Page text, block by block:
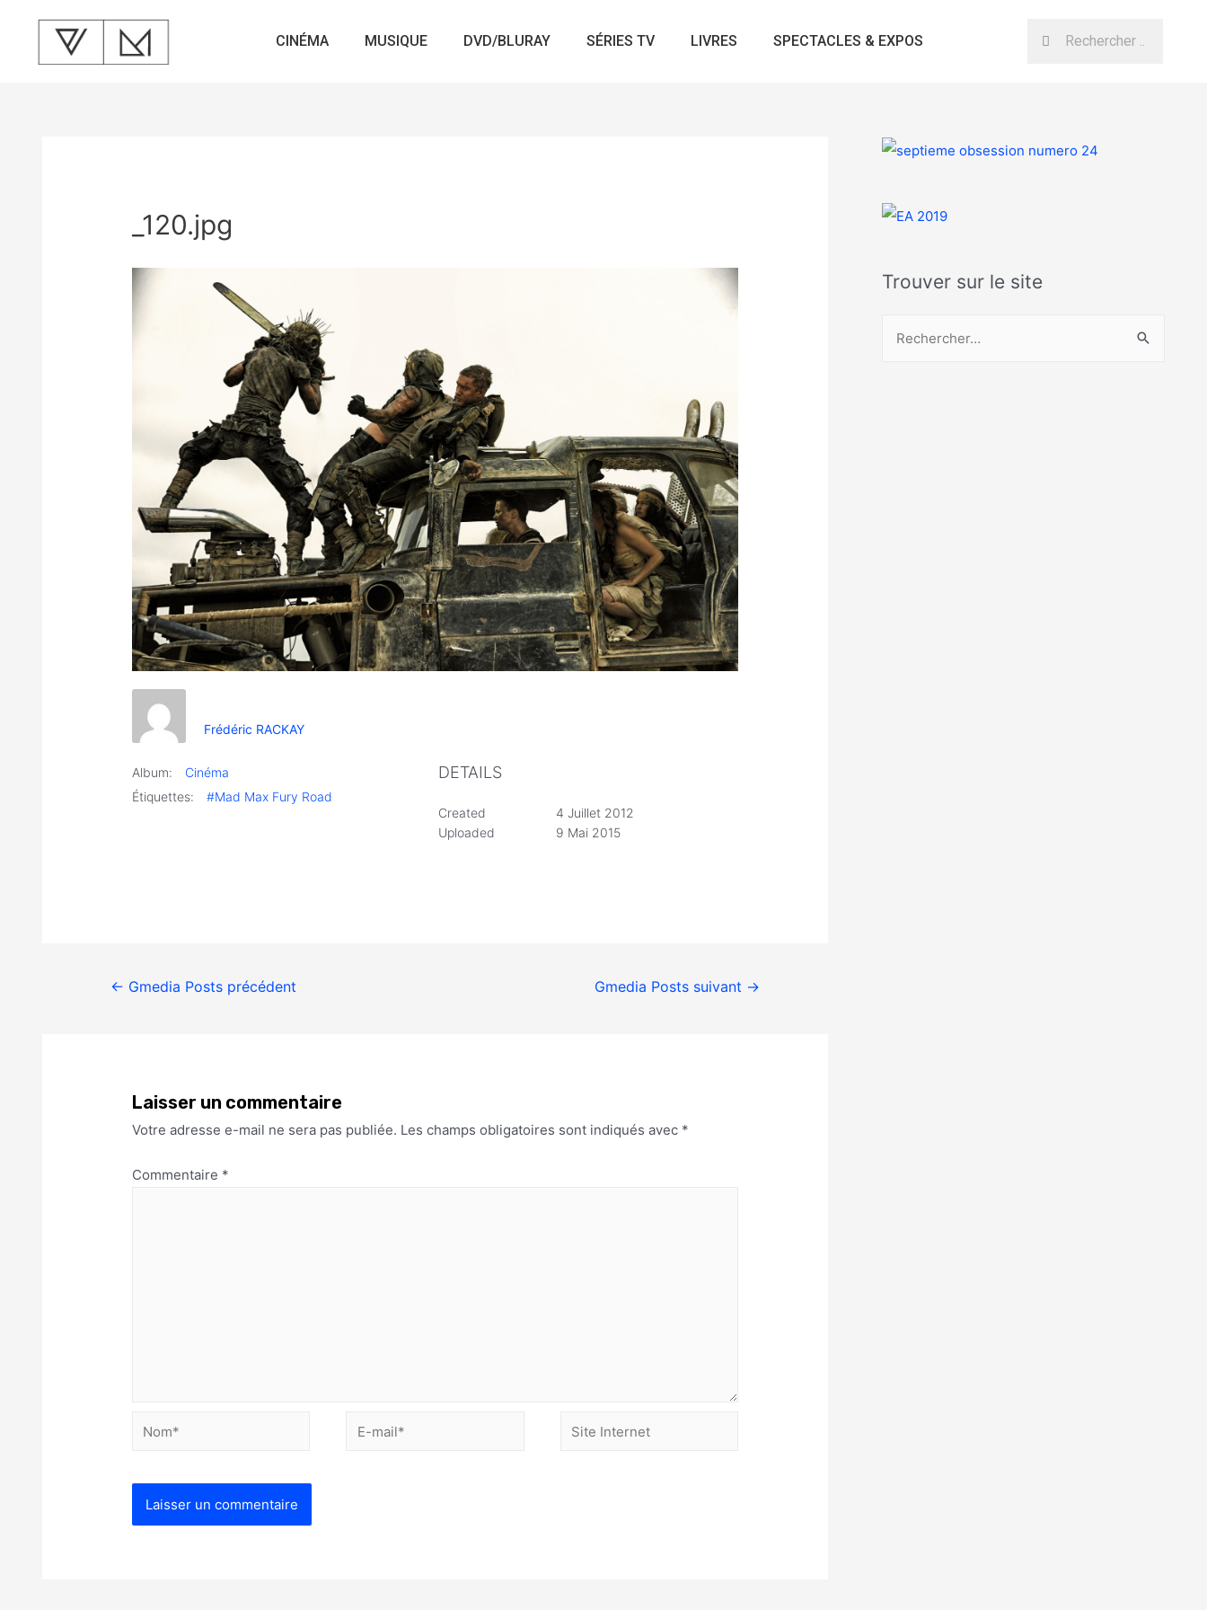
CINÉMA MUSIQUE DVD/BLURAY SÉRIES TV LIVRES SPECTACLES & EXPOS
_120.jpg
Frédéric RACKAY
Album:
Cinéma
Étiquettes:
#Mad Max Fury Road
DETAILS
Created
4 Juillet 2012
Uploaded
9 Mai 2015
← Gmedia Posts précédent Gmedia Posts suivant →
Laisser un commentaire
Votre adresse e-mail ne sera pas publiée. Les champs obligatoires sont indiqués avec *
Commentaire *
Trouver sur le site